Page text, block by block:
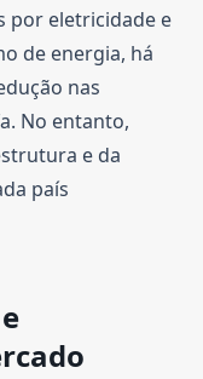
por eletricidade e
de energia, há
nas
No entanto,
e da
país